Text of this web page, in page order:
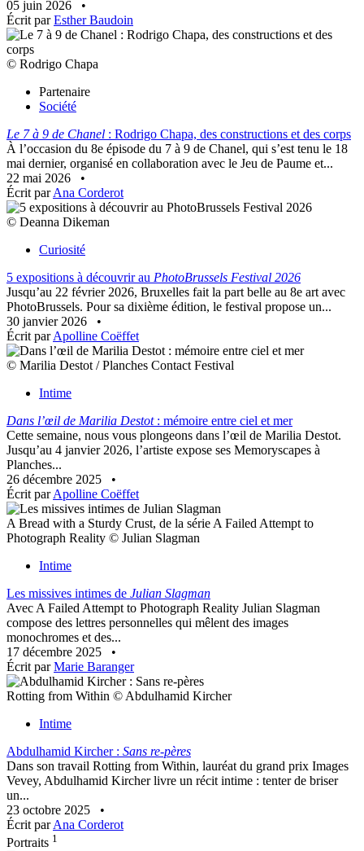
05 juin 2026
•
Écrit parEsther Baudoin
© Rodrigo Chapa
Partenaire
Société
Le 7 à 9 de Chanel : Rodrigo Chapa, des constructions et des corps
À l’occasion du 8e épisode du 7 à 9 de Chanel, qui s’est tenu le 18
mai dernier, organisé en collaboration avec le Jeu de Paume et...
22 mai 2026
•
Écrit parAna Corderot
© Deanna Dikeman
Curiosité
5 expositions à découvrir au PhotoBrussels Festival 2026
Jusqu’au 22 février 2026, Bruxelles fait la part belle au 8e art avec
PhotoBrussels. Pour sa dixième édition, le festival propose un...
30 janvier 2026
•
Écrit parApolline Coëffet
© Marilia Destot / Planches Contact Festival
Intime
Dans l’œil de Marilia Destot: mémoire entre ciel et mer
Cette semaine, nous vous plongeons dans l’œil de Marilia Destot.
Jusqu’au 4 janvier 2026, l’artiste expose ses Memoryscapes à
Planches...
26 décembre 2025
•
Écrit parApolline Coëffet
A Bread with a Sturdy Crust, de la série A Failed Attempt to
Photograph Reality © Julian Slagman
Intime
Les missives intimes de Julian Slagman
Avec A Failed Attempt to Photograph Reality Julian Slagman
compose des lettres personnelles qui mêlent des images
monochromes et des...
17 décembre 2025
•
Écrit parMarie Baranger
Rotting from Within © Abdulhamid Kircher
Intime
Abdulhamid Kircher : Sans re-pères
Dans son travail Rotting from Within, lauréat du grand prix Images
Vevey, Abdulhamid Kircher livre un récit intime : tenter de briser
un...
23 octobre 2025
•
Écrit parAna Corderot
Portraits 1